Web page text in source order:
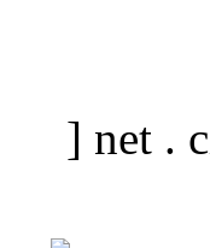
] net .